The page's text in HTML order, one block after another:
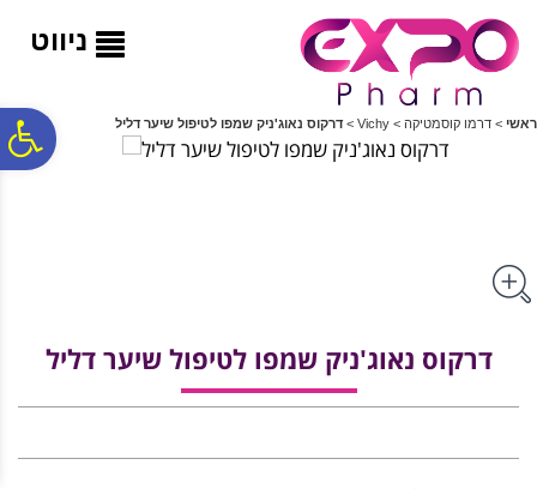
ניווט
ראשי > דרמו קוסמטיקה >
Vichy
> דרקוס נאוג'ניק שמפו לטיפול שיער דליל
דרקוס נאוג'ניק שמפו לטיפול שיער דליל